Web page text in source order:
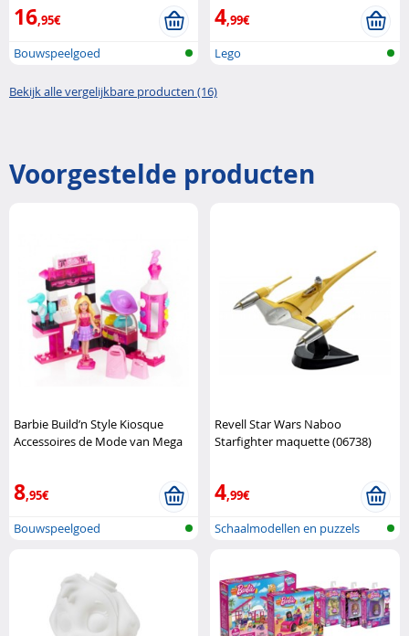
16,95€
Bouwspeelgoed
4,99€
Lego
Bekijk alle vergelijkbare producten (16)
Voorgestelde producten
Barbie Build’n Style Kiosque
Accessoires de Mode van Mega
8,95€
Bouwspeelgoed
Revell Star Wars Naboo
Starfighter maquette (06738)
4,99€
Schaalmodellen en puzzels